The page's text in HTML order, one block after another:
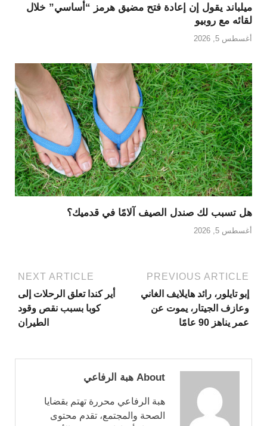
ميلباند يقول إن إعادة فتح مضيق هرمز “أساسي” خلال
لقائه مع روبيو
أغسطس 5, 2026
هل تسبب لك صندل الصيف آلامًا في قدميك؟
أغسطس 5, 2026
PREVIOUS ARTICLE
إبو تايلور، رائد هايلايف الغاني
وعازف الجيتار، يموت عن
عمر يناهز 90 عامًا
NEXT ARTICLE
أير كندا تعلق الرحلات إلى
كوبا بسبب نقص وقود
الطيران
About هبة الرفاعي
هبة الرفاعي محررة تهتم بقضايا
الصحة والمجتمع، تقدم محتوى